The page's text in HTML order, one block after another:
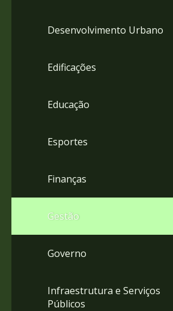
Desenvolvimento Urbano
Edificações
Educação
Esportes
Finanças
Gestão
Governo
Infraestrutura e Serviços
Públicos